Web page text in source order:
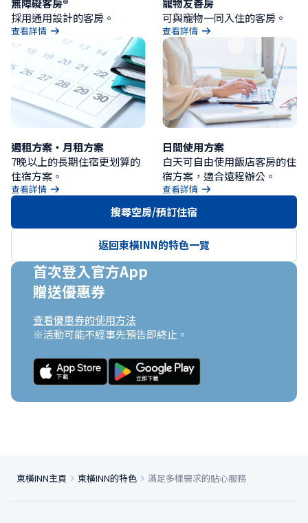
無障礙客房®
採用通用設計的客房。
查看詳情
寵物友善房
可與寵物一同入住的客房。
查看詳情
週租方案・月租方案
7晚以上的長期住宿更划算的
住宿方案。
查看詳情
日間使用方案
白天可自由使用飯店客房的住
宿方案，適合遠程辦公。
查看詳情
搜尋空房/預訂住宿
返回東橫INN的特色一覽
首次登入官方App
贈送優惠券
查看優惠券的使用方法
※活動可能不經事先預告即終止。
東橫INN主頁 東橫INN的特色 滿足多樣需求的貼心服務